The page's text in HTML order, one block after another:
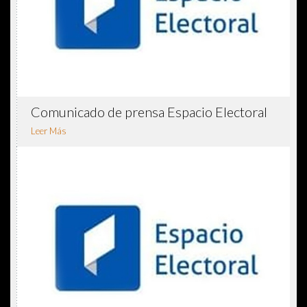
Comunicado de prensa Espacio Electoral
Leer Más